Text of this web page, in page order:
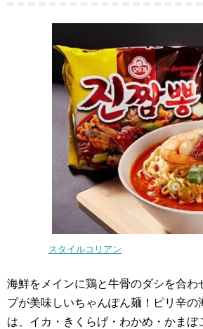
スタイルコリアン
海鮮をメインに鶏と牛骨のダシを合わ
プが美味しいちゃんぽん麺！ピリ辛の
は、イカ・きくらげ・わかめ・かまぼ